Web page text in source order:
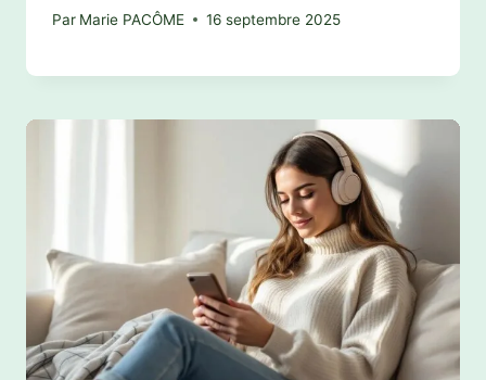
Par Marie PACÔME 16 septembre 2025